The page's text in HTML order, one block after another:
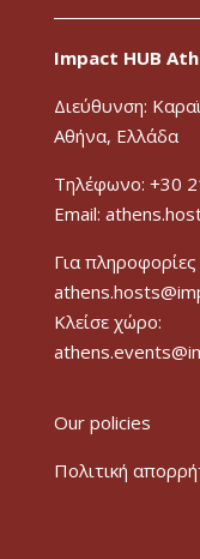
Impact HUB
Διεύθυνση:
Αθήνα, Ελλάδα
Τηλέφωνο: +30
Email:
Για πληροφορίες
Κλείσε χώρο:
Our policies
Πολιτική